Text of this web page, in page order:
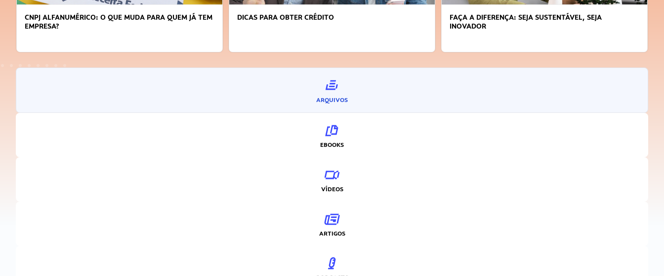
CNPJ ALFANUMÉRICO: O QUE MUDA PARA QUEM JÁ TEM
EMPRESA?
DICAS PARA OBTER CRÉDITO
FAÇA A DIFERENÇA: SEJA SUSTENTÁVEL, SEJA
INOVADOR
ARQUIVOS
EBOOKS
VÍDEOS
ARTIGOS